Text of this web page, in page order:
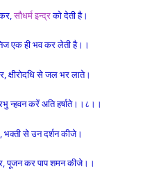
सौधर्म इन्द्रको देती है।
एक ही भव कर लेती है।।
से जल भर लाते।
न्हवन करें अति हर्षाते।।८।।
से उन दर्शन कीजे।
पूजन कर पाप शमन कीजे।।